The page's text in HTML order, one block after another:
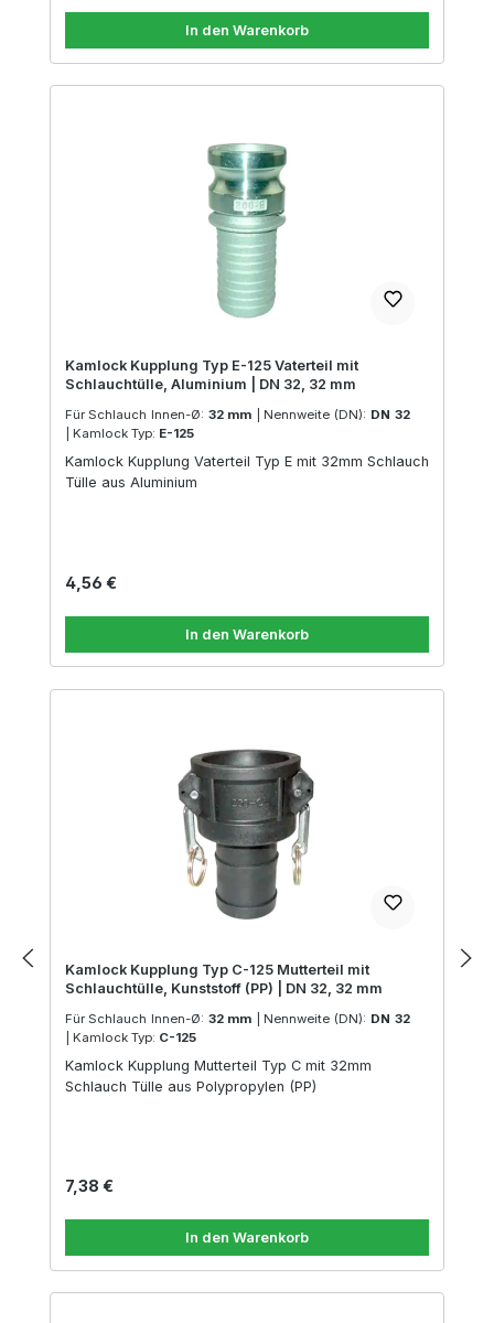
In den Warenkorb
Kamlock Kupplung Typ E-125 Vaterteil mit
Schlauchtülle, Aluminium | DN 32, 32 mm
Für Schlauch Innen-Ø: 32 mm Nennweite (DN): DN 32
Kamlock Typ: E-125
Kamlock Kupplung Vaterteil Typ E mit 32mm Schlauch
Tülle aus Aluminium
Regulärer Preis:
4,56 €
In den Warenkorb
Kamlock Kupplung Typ C-125 Mutterteil mit
Schlauchtülle, Kunststoff (PP) | DN 32, 32 mm
Für Schlauch Innen-Ø: 32 mm Nennweite (DN): DN 32
Kamlock Typ: C-125
Kamlock Kupplung Mutterteil Typ C mit 32mm
Schlauch Tülle aus Polypropylen (PP)
Regulärer Preis:
7,38 €
In den Warenkorb